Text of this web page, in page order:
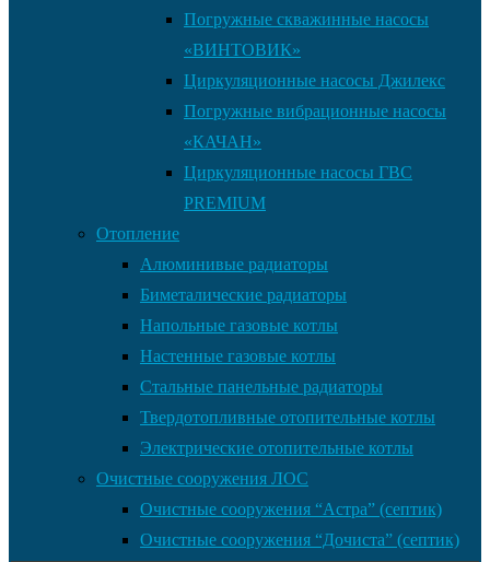
Погружные скважинные насосы
«ВИНТОВИК»
Циркуляционные насосы Джилекс
Погружные вибрационные насосы
«КАЧАН»
Циркуляционные насосы ГВС
PREMIUM
Отопление
Алюминивые радиаторы
Биметалические радиаторы
Напольные газовые котлы
Настенные газовые котлы
Стальные панельные радиаторы
Твердотопливные отопительные котлы
Электрические отопительные котлы
Очистные сооружения ЛОС
Очистные сооружения “Астра” (септик)
Очистные сооружения “Дочиста” (септик)